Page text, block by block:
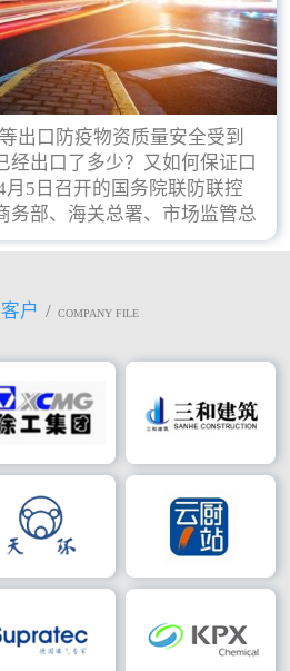
出口防疫物资质量安全受到
经出口了多少？又如何保证口
月5日召开的国务院联防联控
务部、海关总署、市场监管总
户 / COMPANY FILE